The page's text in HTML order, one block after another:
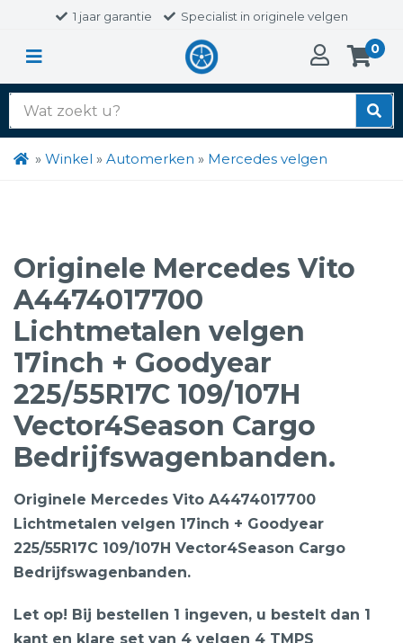
1 jaar garantie Specialist in originele velgen
0
Zoek
naar:
» Winkel » Automerken » Mercedes velgen
Originele Mercedes Vito
A4474017700
Lichtmetalen velgen
17inch + Goodyear
225/55R17C 109/107H
Vector4Season Cargo
Bedrijfswagenbanden.
Originele Mercedes Vito A4474017700
Lichtmetalen velgen 17inch + Goodyear
225/55R17C 109/107H Vector4Season Cargo
Bedrijfswagenbanden.
Let op! Bij bestellen 1 ingeven, u bestelt dan 1
kant en klare set van 4 velgen 4 TMPS